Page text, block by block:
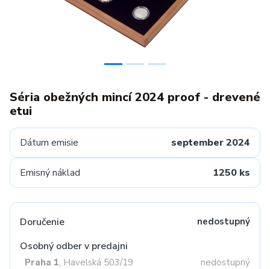
Séria obežných mincí 2024 proof - drevené
etui
Dátum emisie september 2024
Emisný náklad 1250 ks
Doručenie nedostupný
Osobný odber v predajni
Praha 1, Havelská 503/19
nedostupný